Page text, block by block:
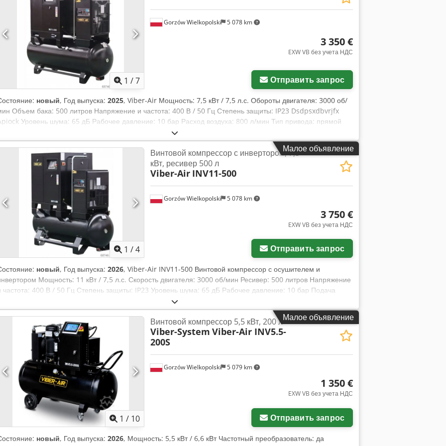
1 /7
Gorzów Wielkopolski 5 078 km
3 350 €
EXW VB без учета НДС
Отправить запрос
новый, Год выпуска: 2025, Viber-Air Мощность: 7,5 кВт / 7,5 л.с. Обороты двигателя: 3000 об/
Объем бака: 500 литров Напряжение и частота: 400 В / 50 Гц Степень защиты: IP23 Dsdpsxdbvrjfx
Уровень шума: 65 дБ Рабочее давление: 10 бар Расход воздуха: 800 л/мин Тип привода: прямой
привод Диаметр выхода: G 3/4 Осушитель: TR-10HP Охлаждение: воздушное Производитель винтового
BAOSI Преобразователь частоты: в комплекте Дисплей: HTK070 Габариты (Длина/Ширина/Высота):
1900/800/1660 мм Вес: 390 кг Производительность на входе: 950 л/мин Производительность на выходе:
Малое объявление
1 /4
Gorzów Wielkopolski 5 078 km
Винтовой компрессор с инвертором, 7,5
кВт, ресивер 500 л
Viber-Air INV11-500
3 750 €
EXW VB без учета НДС
Отправить запрос
новый, Год выпуска: 2026, Viber-Air INV11-500 Винтовой компрессор с осушителем и
Мощность: 11 кВт / 7,5 л.с. Скорость двигателя: 3000 об/мин Ресивер: 500 литров Напряжение
частота: 400 В / 50 Гц Степень защиты: IP23 Уровень шума: 65 дБ Рабочее давление: 10 бар Подача
воздуха: 1500 л/мин Тип привода: Прямой привод Диаметр выхода: G 1 Осушитель: TR-20HP Охлаждение:
Производитель винта: BAOSI Инвертор: В комплекте Дисплей: HTK070 Габариты (Д / Ш / В): 1900
/ 750 / 1030 мм Вес: 500 кг Производительность по всасыванию: 1800 л/мин Производительность по
напору: 1500 л/мин В наличии! Dedpfx Asxdbubjpisck
Малое объявление
1 / 10
Gorzów Wielkopolski 5 079 km
Винтовой компрессор 5,5 кВт, 200 л
Viber-System Viber-Air INV5.5-
200S
1 350 €
EXW VB без учета НДС
Отправить запрос
новый, Год выпуска: 2026, Мощность: 5,5 кВт / 6,6 кВт Частотный преобразователь: да